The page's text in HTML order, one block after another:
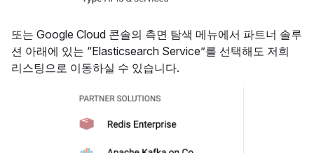
또는 Google Cloud 콘솔의 측면 탐색 메뉴에서 파트너 솔루
션 아래에 있는 “Elasticsearch Service”를 선택해도 저희
리스팅으로 이동하실 수 있습니다.